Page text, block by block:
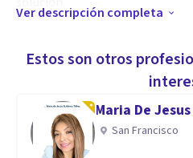
Duelo
Problemas emocionales
Ver descripción completa
Estos son otros
Maria De
San Francisco